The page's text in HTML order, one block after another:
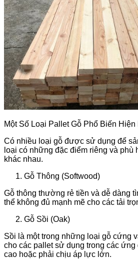
Một Số Loại Pallet Gỗ Phổ Biến Hiện
Có nhiều loại gỗ được sử dụng để
loại có những đặc điểm riêng và
khác nhau.
Gỗ Thông (Softwood)
Gỗ thông thường rẻ tiền và dễ dàng
thể không đủ mạnh mẽ cho các tải
Gỗ Sồi (Oak)
Sồi là một trong những loại gỗ cứng
cho các pallet sử dụng trong các ứng
cao hoặc phải chịu áp lực lớn.